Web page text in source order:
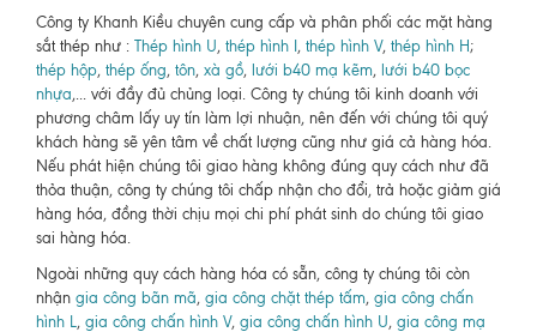
Công ty Khanh Kiều chuyên cung cấp và phân phối các mặt hàng
sắt thép như : Thép hình U, thép hình I , thép hình V, thép hình H ;
thép hộp, thép ống, tôn, xà gồ, lưới b40 mạ kẽm, lưới b40 bọc
nhựa,... với đầy đủ chủng loại. Công ty chúng tôi kinh doanh với
phương châm lấy uy tín làm lợi nhuận, nên đến với chúng tôi quý
khách hàng sẽ yên tâm về chất lượng cũng như giá cả hàng hóa.
Nếu phát hiện chúng tôi giao hàng không đúng quy cách như đã
thỏa thuận, công ty chúng tôi chấp nhận cho đổi, trả hoặc giảm giá
hàng hóa, đồng thời chịu mọi chi phí phát sinh do chúng tôi giao
sai hàng hóa.
Ngoài những quy cách hàng hóa có sẵn, công ty chúng tôi còn
nhận gia công bãn mã, gia công chặt thép tấm, gia công chấn
hình L , gia công chấn hình V, gia công chấn hình U, gia công mạ